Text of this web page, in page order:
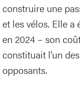
construire une
et les vélos. Elle
en 2024 – son
constituait l'un
opposants.